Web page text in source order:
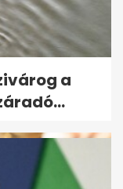
mi segíti
is
a